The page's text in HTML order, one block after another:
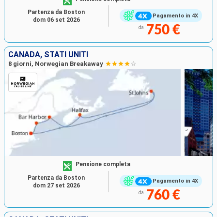
Pagamento in 4X
da 750 €
Partenza da Boston
dom 06 set 2026
CANADA, STATI UNITI
8 giorni, Norwegian Breakaway
Pagamento in 4X
Pensione completa
da 760 €
Partenza da Boston
dom 27 set 2026